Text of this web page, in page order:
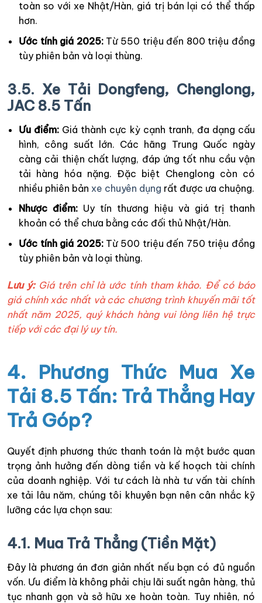
toàn so với xe Nhật/Hàn, giá trị bán lại có thể thấp
hơn.
Ước tính giá 2025:Từ 550 triệu đến 800 triệu đồng
tùy phiên bản và loại thùng.
3.5. Xe Tải Dongfeng, Chenglong,
JAC 8.5 Tấn
Ưu điểm: Giá thành cực kỳ cạnh tranh, đa dạng cấu
hình, công suất lớn. Các hãng Trung Quốc ngày
càng cải thiện chất lượng, đáp ứng tốt nhu cầu vận
tải hàng hóa nặng. Đặc biệt Chenglong còn có
nhiều phiên bản xe chuyên dụng rất được ưa chuộng.
Nhược điểm: Uy tín thương hiệu và giá trị thanh
khoản có thể chưa bằng các đối thủ Nhật/Hàn.
Ước tính giá 2025:Từ 500 triệu đến 750 triệu đồng
tùy phiên bản và loại thùng.
Lưu ý:Giá trên chỉ là ước tính tham khảo. Để có báo
giá chính xác nhất và các chương trình khuyến mãi tốt
nhất năm 2025, quý khách hàng vui lòng liên hệ trực
tiếp với các đại lý uy tín.
4. Phương Thức Mua Xe
Tải 8.5 Tấn: Trả Thẳng Hay
Trả Góp?
Quyết định phương thức thanh toán là một bước quan
trọng ảnh hưởng đến dòng tiền và kế hoạch tài chính
của doanh nghiệp. Với tư cách là nhà tư vấn tài chính
xe tải lâu năm, chúng tôi khuyên bạn nên cân nhắc kỹ
lưỡng các lựa chọn sau:
4.1. Mua Trả Thẳng (Tiền Mặt)
Đây là phương án đơn giản nhất nếu bạn có đủ nguồn
vốn. Ưu điểm là không phải chịu lãi suất ngân hàng, thủ
tục nhanh gọn và sở hữu xe hoàn toàn. Tuy nhiên, nó